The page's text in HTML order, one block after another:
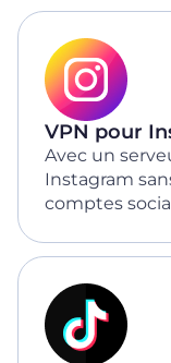
VPN pour
Avec un
Instagram
comptes